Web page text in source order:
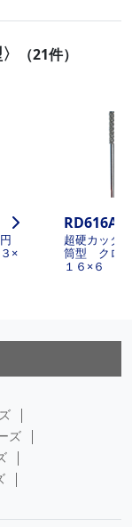
（21件）
×
RD616A
超硬カッタ
筒型 クロ
１６×６
ズ